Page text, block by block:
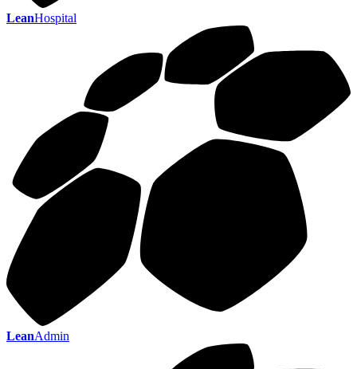
LeanHospital
LeanAdmin